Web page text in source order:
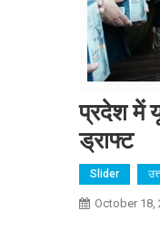
प्रदेश में
ड्राफ्ट
Slider
October 18,